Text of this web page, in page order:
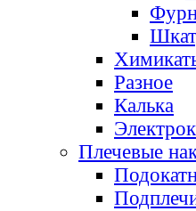
Разное
Калька
Плечевые